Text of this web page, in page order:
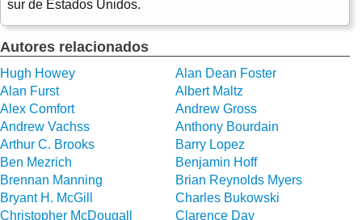
sur de Estados Unidos.
Autores relacionados
Hugh Howey
Alan Dean Foster
Alan Furst
Albert Maltz
Alex Comfort
Andrew Gross
Andrew Vachss
Anthony Bourdain
Arthur C. Brooks
Barry Lopez
Ben Mezrich
Benjamin Hoff
Brennan Manning
Brian Reynolds Myers
Bryant H. McGill
Charles Bukowski
Christopher McDougall
Clarence Day